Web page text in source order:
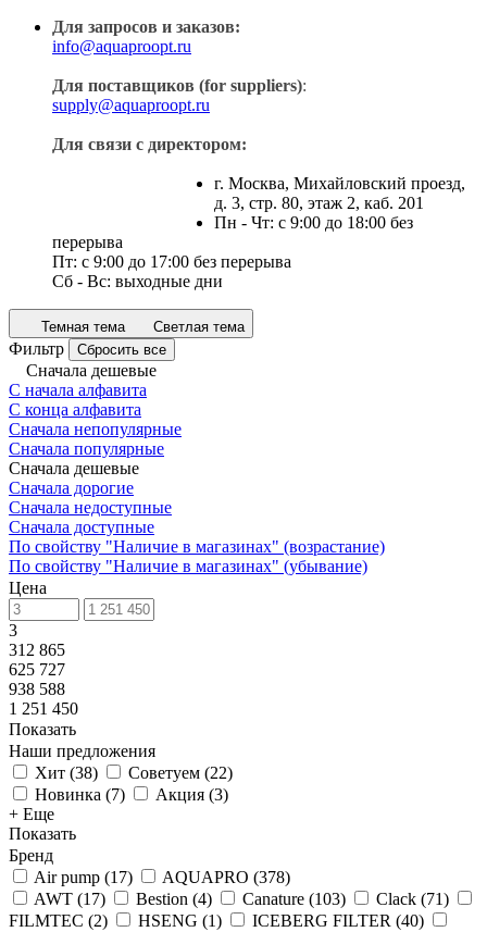
Для запросов и заказов:
info@aquaproopt.ru
Для поставщиков (for suppliers):
supply@aquaproopt.ru
Для связи с директором:
г. Москва, Михайловский проезд,
д. 3, стр. 80, этаж 2, каб. 201
Пн - Чт: с 9:00 до 18:00 без
перерыва
Пт: с 9:00 до 17:00 без перерыва
Сб - Вс: выходные дни
Темная тема Светлая тема
Фильтр Сбросить все
Сначала дешевые
С начала алфавита
С конца алфавита
Сначала непопулярные
Сначала популярные
Сначала дешевые
Сначала дорогие
Сначала недоступные
Сначала доступные
По свойству "Наличие в магазинах" (возрастание)
По свойству "Наличие в магазинах" (убывание)
Цена
3
312 865
625 727
938 588
1 251 450
Показать
Наши предложения
Хит (38) Советуем (22)
Новинка (7) Акция (3)
+ Еще
Показать
Бренд
Air pump (17) AQUAPRO (378)
AWT (17) Bestion (4) Canature (103) Clack (71)
FILMTEC (2) HSENG (1) ICEBERG FILTER (40)